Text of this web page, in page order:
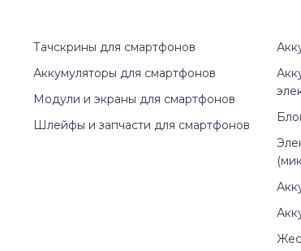
Тачскрины для смартфонов
Аккумуляторы для смартфонов
Модули и экраны для смартфонов
Шлейфы и запчасти для смартфонов